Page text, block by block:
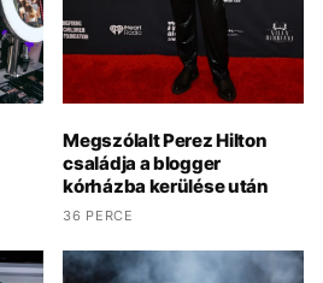
Megszólalt Perez Hilton
családja a blogger
kórházba kerülése után
36 PERCE